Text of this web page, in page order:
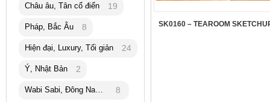
SK0160 – TEAROOM
Châu âu, Tân cổ điển 19
Pháp, Bắc Âu 8
Hiện đại, Luxury, Tối giản 24
Ý, Nhật Bản 2
Wabi Sabi, Đông Nam Á 8